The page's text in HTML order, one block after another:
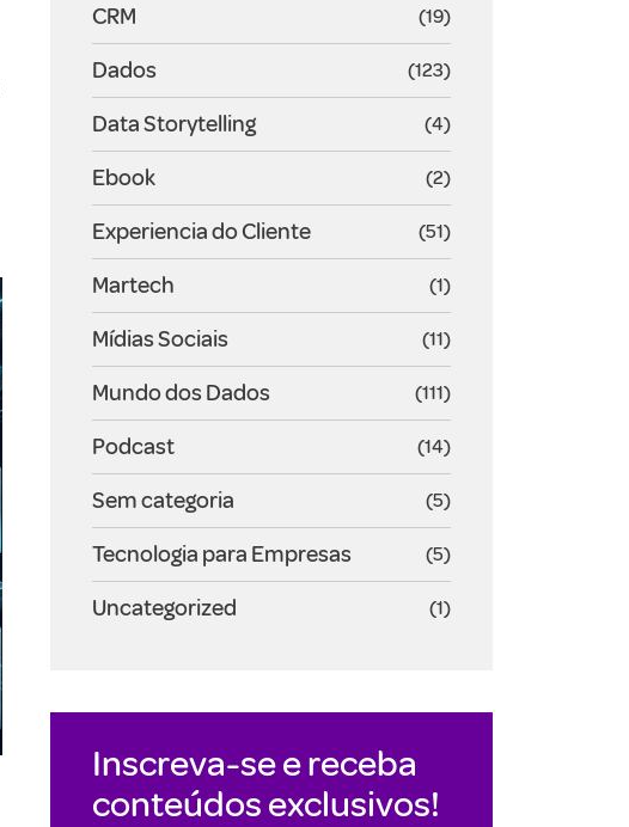
CRM (19)
Dados (123)
Data Storytelling (4)
Ebook (2)
Experiencia do Cliente (51)
Martech (1)
Mídias Sociais (11)
Mundo dos Dados (111)
Podcast (14)
Sem categoria (5)
Tecnologia para Empresas (5)
Uncategorized (1)
Inscreva-se e receba
conteúdos exclusivos!